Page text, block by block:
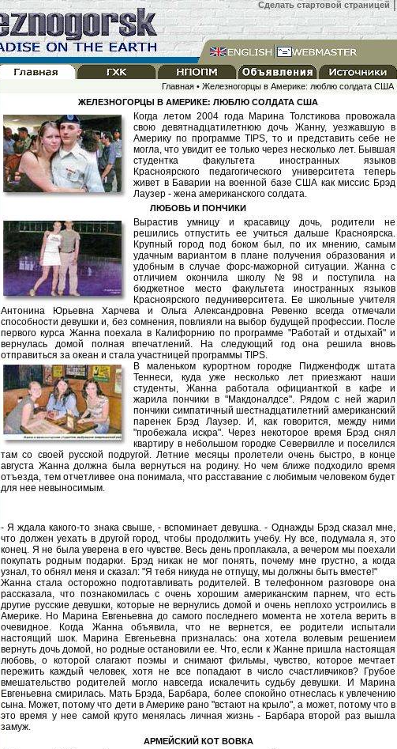
Сделать стартовой страницей │
Главная • Железногорцы в Америке: люблю солдата США
ЖЕЛЕЗНОГОРЦЫ В АМЕРИКЕ: ЛЮБЛЮ СОЛДАТА США
Когда летом 2004 года Марина Толстикова провожала
свою девятнадцатилетнюю дочь Жанну, уезжавшую в
Америку по программе ТIРS, то и представить себе не
могла, что увидит ее только через несколько лет. Бывшая
студентка факультета иностранных языков
Красноярского педагогического университета теперь
живет в Баварии на военной базе США как миссис Брэд
Лаузер - жена американского солдата.
ЛЮБОВЬ И ПОНЧИКИ
Вырастив умницу и красавицу дочь, родители не
решились отпустить ее учиться дальше Красноярска.
Крупный город под боком был, по их мнению, самым
удачным вариантом в плане получения образования и
удобным в случае форс-мажорной ситуации. Жанна с
отличием окончила школу №98 и поступила на
бюджетное место факультета иностранных языков
Красноярского педуниверситета. Ее школьные учителя
Антонина Юрьевна Харчева и Ольга Александровна Ревенко всегда отмечали
способности девушки и, без сомнения, повлияли на выбор будущей профессии. После
первого курса Жанна поехала в Калифорнию по программе "Работай и отдыхай" и
вернулась домой полная впечатлений. На следующий год она решила вновь
отправиться за океан и стала участницей программы ТIРS.
В маленьком курортном городке Пидженфодж штата
Теннеси, куда уже несколько лет приезжают наши
студенты, Жанна работала официанткой в кафе и
жарила пончики в "Макдоналдсе". Рядом с ней жарил
пончики симпатичный шестнадцатилетний американский
паренек Брэд Лаузер. И, как говорится, между ними
"пробежала искра". Через некоторое время Брэд снял
квартиру в небольшом городке Севервилле и поселился
там со своей русской подругой. Летние месяцы пролетели очень быстро, в конце
августа Жанна должна была вернуться на родину. Но чем ближе подходило время
отъезда, тем отчетливее она понимала, что расставание с любимым человеком будет
для нее невыносимым.
- Я ждала какого-то знака свыше, - вспоминает девушка. - Однажды Брэд сказал мне,
что должен уехать в другой город, чтобы продолжить учебу. Ну все, подумала я, это
конец. Я не была уверена в его чувстве. Весь день проплакала, а вечером мы поехали
покупать родным подарки. Брэд никак не мог понять, почему мне грустно, а когда
узнал, то обнял меня и сказал: "Я тебя никуда не отпущу, мы должны быть вместе!"
Жанна стала осторожно подготавливать родителей. В телефонном разговоре она
рассказала, что познакомилась с очень хорошим американским парнем, что есть
другие русские девушки, которые не вернулись домой и очень неплохо устроились в
Америке. Но Марина Евгеньевна до самого последнего момента не хотела верить в
очевидное. Когда Жанна объявила, что не вернется, ее родители испытали
настоящий шок. Марина Евгеньевна призналась: она хотела волевым решением
вернуть дочь домой, но родные остановили ее. Что, если к Жанне пришла настоящая
любовь, о которой слагают поэмы и снимают фильмы, чувство, которое мечтает
пережить каждый человек, хотя не все попадают в число счастливчиков? Грубое
вмешательство родителей могло навсегда искалечить судьбу девушки. И Марина
Евгеньевна смирилась. Мать Брэда, Барбара, более спокойно отнеслась к увлечению
сына. Может, потому что дети в Америке рано "встают на крыло", а может, потому что в
это время у нее самой круто менялась личная жизнь - Барбара второй раз вышла
замуж.
АРМЕЙСКИЙ КОТ ВОВКА